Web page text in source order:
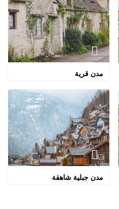
مدن قرية
مدن جبلية شاهقة